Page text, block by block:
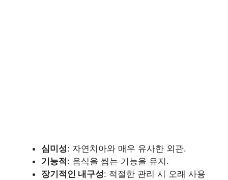
심미성: 자연치아와 매우 유사한 외관.
기능적 : 음식을 씹는 기능을 유지.
장기적인 내구성: 적절한 관리 시 오래 사용